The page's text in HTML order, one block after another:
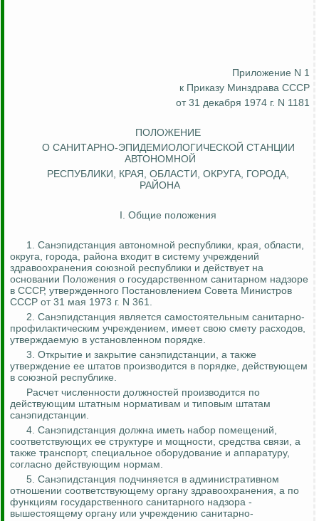
Приложение N 1
к Приказу Минздрава СССР
от 31 декабря 1974 г. N 1181
ПОЛОЖЕНИЕ
О САНИТАРНО-ЭПИДЕМИОЛОГИЧЕСКОЙ СТАНЦИИ
АВТОНОМНОЙ
РЕСПУБЛИКИ, КРАЯ, ОБЛАСТИ, ОКРУГА, ГОРОДА,
РАЙОНА
I. Общие положения
1. Санэпидстанция автономной республики, края, области,
округа, города, района входит в систему учреждений
здравоохранения союзной республики и действует на
основании Положения о государственном санитарном надзоре
в СССР, утвержденного Постановлением Совета Министров
СССР от 31 мая 1973 г. N 361.
2. Санэпидстанция является самостоятельным санитарно-
профилактическим учреждением, имеет свою смету расходов,
утверждаемую в установленном порядке.
3. Открытие и закрытие санэпидстанции, а также
утверждение ее штатов производится в порядке, действующем
в союзной республике.
Расчет численности должностей производится по
действующим штатным нормативам и типовым штатам
санэпидстанции.
4. Санэпидстанция должна иметь набор помещений,
соответствующих ее структуре и мощности, средства связи, а
также транспорт, специальное оборудование и аппаратуру,
согласно действующим нормам.
5. Санэпидстанция подчиняется в административном
отношении соответствующему органу здравоохранения, а по
функциям государственного санитарного надзора -
вышестоящему органу или учреждению санитарно-